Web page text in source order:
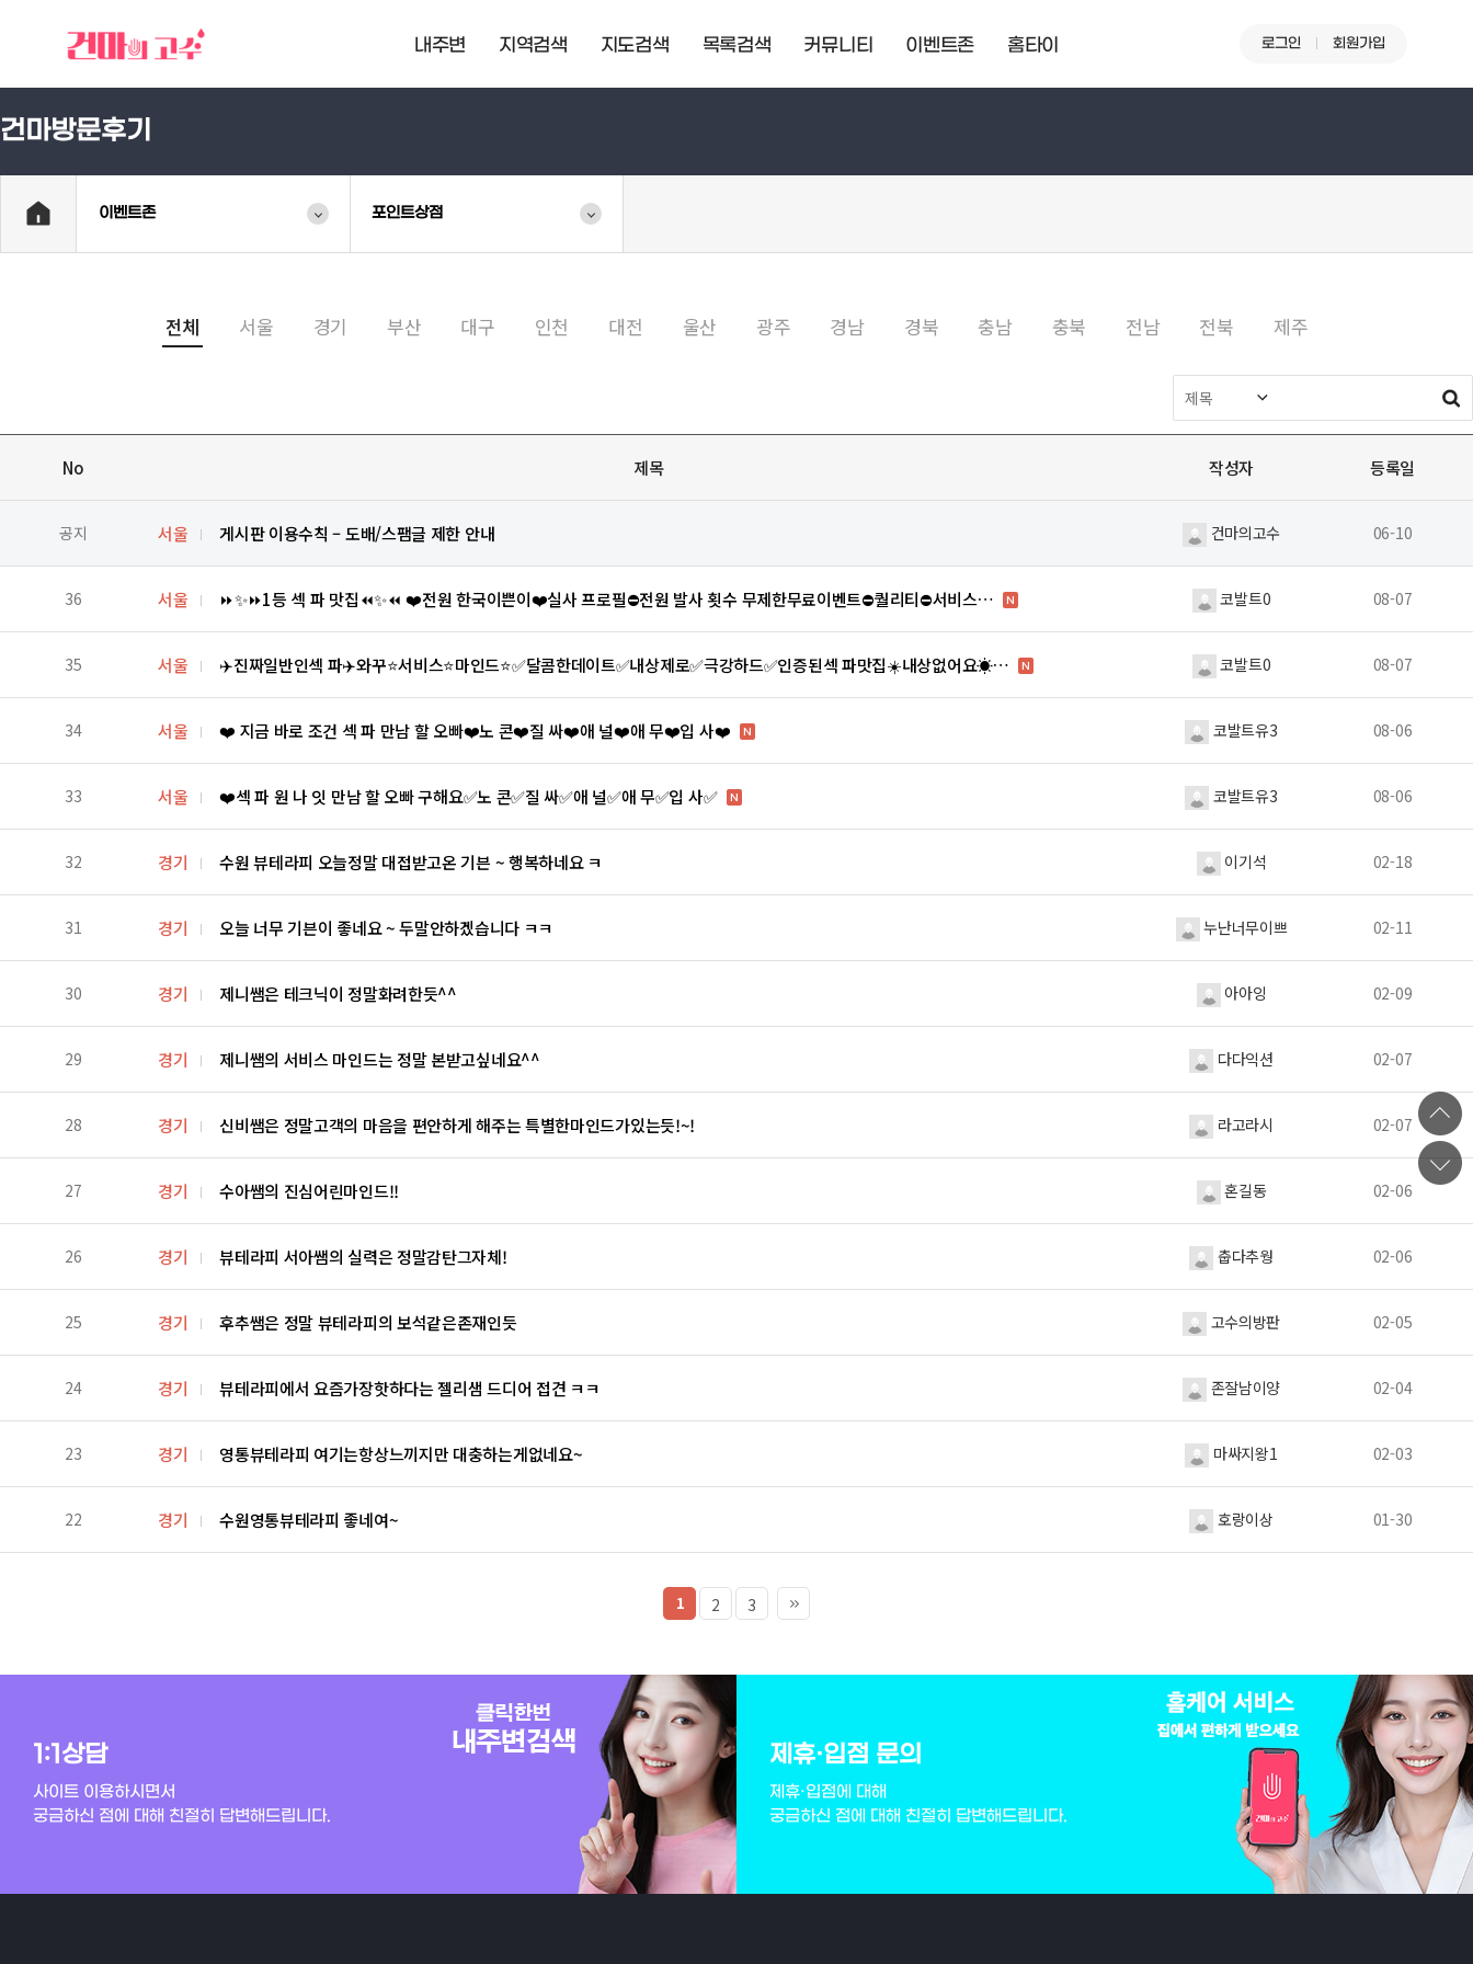
내주변 지역검색 지도검색 목록검색 커뮤니티 이벤트존 홈타이 로그인 회원가입
건마방문후기
이벤트존 포인트상점
전체 서울 경기 부산 대구 인천 대전 울산 광주 경남 경북 충남 충북 전남 전북 제주
No 제목 작성자 등록일
공지 서울 게시판 이용수칙 – 도배/스팸글 제한 안내 건마의고수 06-10
36 서울 ⏩✨⏩1등 섹 파 맛집⏪✨⏪ ❤️전원 한국이쁜이❤️실사 프로필⛔전원 발사 횟수 무제한무료이벤트⛔퀄리티⛔서비스… N 코발트0 08-07
35 서울 ✈️진짜일반인섹 파✈️와꾸⭐️서비스⭐️마인드⭐️✅달콤한데이트✅내상제로✅극강하드✅인증된섹 파맛집☀️내상없어요☀… N 코발트0 08-07
34 서울 ❤️ 지금 바로 조건 섹 파 만남 할 오빠❤️노 콘❤️질 싸❤️애 널❤️애 무❤️입 사❤️ N 코발트유3 08-06
33 서울 ❤️섹 파 원 나 잇 만남 할 오빠 구해요✅노 콘✅질 싸✅애 널✅애 무✅입 사✅ N 코발트유3 08-06
32 경기 수원 뷰테라피 오늘정말 대접받고온 기븐 ~ 행복하네요 ㅋ 이기석 02-18
31 경기 오늘 너무 기븐이 좋네요 ~ 두말안하겠습니다 ㅋㅋ 누난너무이쁘 02-11
30 경기 제니쌤은 테크닉이 정말화려한듯^^ 아아잉 02-09
29 경기 제니쌤의 서비스 마인드는 정말 본받고싶네요^^ 다다익션 02-07
28 경기 신비쌤은 정말고객의 마음을 편안하게 해주는 특별한마인드가있는듯!~! 라고라시 02-07
27 경기 수아쌤의 진심어린마인드!! 혼길동 02-06
26 경기 뷰테라피 서아쌤의 실력은 정말감탄그자체! 춥다추웡 02-06
25 경기 후추쌤은 정말 뷰테라피의 보석같은존재인듯 고수의방판 02-05
24 경기 뷰테라피에서 요즘가장핫하다는 젤리샘 드디어 접견 ㅋㅋ 존잘남이양 02-04
23 경기 영통뷰테라피 여기는항상느끼지만 대충하는게없네요~ 마싸지왕1 02-03
22 경기 수원영통뷰테라피 좋네여~ 호랑이상 01-30
1 2 3
1:1상담
사이트 이용하시면서
궁금하신 점에 대해 친절히 답변해드립니다.
제휴·입점 문의
제휴·입점에 대해
궁금하신 점에 대해 친절히 답변해드립니다.